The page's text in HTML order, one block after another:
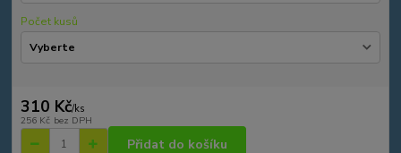
Počet kusů
310 Kč/ks
256 Kč bez DPH
Přidat do košíku